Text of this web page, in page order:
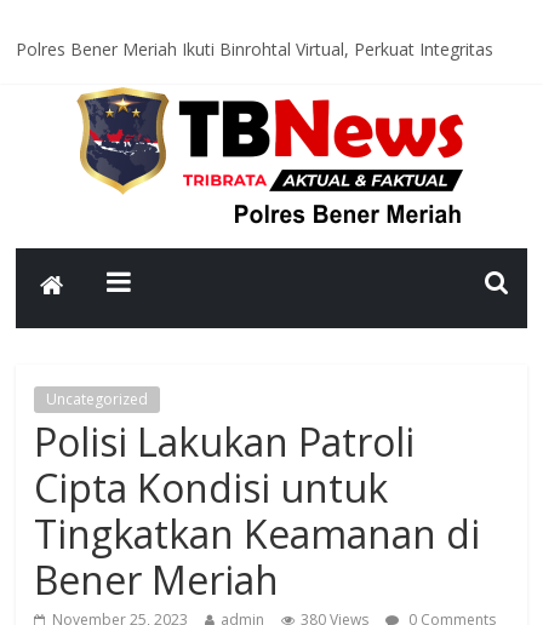
Polres Bener Meriah Ikuti Binrohtal Virtual, Perkuat Integritas
Satlantas Polres Bener Meriah Hadir di Titik Rawan, Wujudkan
Lalu Lintas Aman dan Lancar bagi Masyarakat
Polsek Syiah Utama Monitoring Huntara, Pastikan Warga
Terdampak Bencana Tempati Hunian yang Layak
Polsek Pintu Rime Gayo Pantau Akses Jalan dan Jembatan
Jagung, Dukung Ketahanan Pangan Nasional
Uncategorized
Polisi Lakukan Patroli
Cipta Kondisi untuk
Tingkatkan Keamanan di
Bener Meriah
November 25, 2023 admin 380 Views 0 Comments